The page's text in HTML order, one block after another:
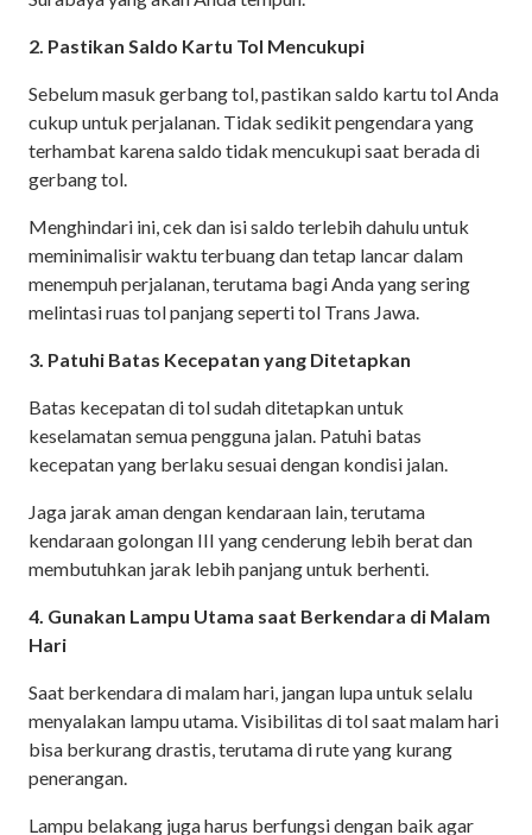
2. Pastikan Saldo Kartu Tol Mencukupi
Sebelum masuk gerbang tol, pastikan saldo kartu tol Anda
cukup untuk perjalanan. Tidak sedikit pengendara yang
terhambat karena saldo tidak mencukupi saat berada di
gerbang tol.
Menghindari ini, cek dan isi saldo terlebih dahulu untuk
meminimalisir waktu terbuang dan tetap lancar dalam
menempuh perjalanan, terutama bagi Anda yang sering
melintasi ruas tol panjang seperti tol Trans Jawa.
3. Patuhi Batas Kecepatan yang Ditetapkan
Batas kecepatan di tol sudah ditetapkan untuk
keselamatan semua pengguna jalan. Patuhi batas
kecepatan yang berlaku sesuai dengan kondisi jalan.
Jaga jarak aman dengan kendaraan lain, terutama
kendaraan golongan III yang cenderung lebih berat dan
membutuhkan jarak lebih panjang untuk berhenti.
4. Gunakan Lampu Utama saat Berkendara di Malam
Hari
Saat berkendara di malam hari, jangan lupa untuk selalu
menyalakan lampu utama. Visibilitas di tol saat malam hari
bisa berkurang drastis, terutama di rute yang kurang
penerangan.
Lampu belakang juga harus berfungsi dengan baik agar